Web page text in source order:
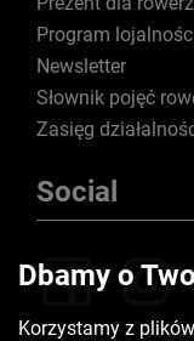
Program
Newsletter
Słownik pojęć
Zasięg
Social
Dbamy o
Korzystamy z